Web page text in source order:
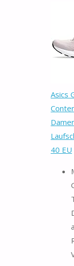
Asics
40 EU